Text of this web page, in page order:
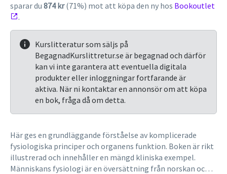
sparar du 874 kr(71%) mot att köpa den ny hos Bookoutlet
.
Kurslitteratur som säljs på
BegagnadKurslittretur.se är begagnad och därför
kan vi inte garantera att eventuella digitala
produkter eller inloggningar fortfarande är
aktiva. När ni kontaktar en annonsör om att köpa
en bok, fråga då om detta.
Här ges en grundläggande förståelse av komplicerade
fysiologiska principer och organens funktion. Boken är rikt
illustrerad och innehåller en mängd kliniska exempel.
Människans fysiologi är en översättning från norskan och